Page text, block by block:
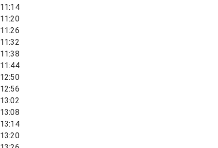
11:14
11:20
11:26
11:32
11:38
11:44
12:50
12:56
13:02
13:08
13:14
13:20